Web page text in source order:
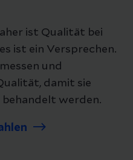
ist Qualität bei
ist ein Versprechen.
und
damit sie
werden.